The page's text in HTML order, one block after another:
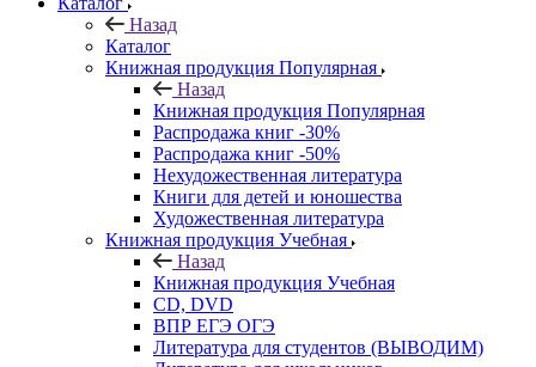
Назад
Каталог
Книжная продукция Популярная
Назад
Книжная продукция Популярная
Распродажа книг -30%
Распродажа книг -50%
Нехудожественная литература
Книги для детей и юношества
Художественная литература
Книжная продукция Учебная
Назад
Книжная продукция Учебная
CD, DVD
ВПР ЕГЭ ОГЭ
Литература для студентов (ВЫВОДИМ)